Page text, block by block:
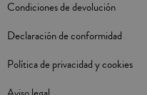
Condiciones de devolución
Declaración de conformidad
Política de privacidad y cookies